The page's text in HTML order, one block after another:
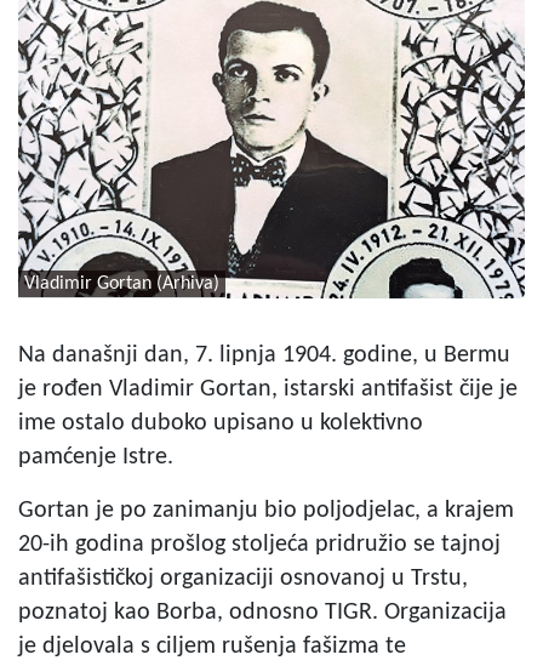
Vladimir Gortan (Arhiva)
Na današnji dan, 7. lipnja 1904. godine, u Bermu
je rođen Vladimir Gortan, istarski antifašist čije je
ime ostalo duboko upisano u kolektivno
pamćenje Istre.
Gortan je po zanimanju bio poljodjelac, a krajem
20-ih godina prošlog stoljeća pridružio se tajnoj
antifašističkoj organizaciji osnovanoj u Trstu,
poznatoj kao Borba, odnosno TIGR. Organizacija
je djelovala s ciljem rušenja fašizma te